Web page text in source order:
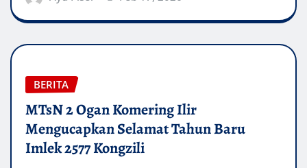
BERITA
MTsN 2 Ogan Komering Ilir
Mengucapkan Selamat Tahun Baru
Imlek 2577 Kongzili